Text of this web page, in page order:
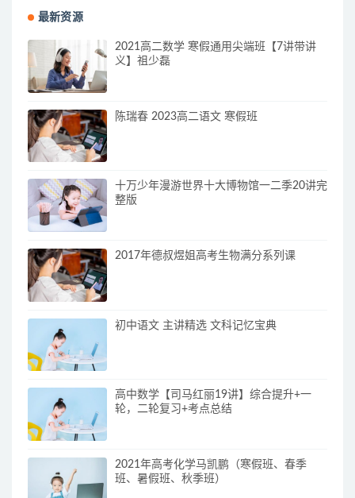
最新资源
2021高二数学 寒假通用尖端班【7讲带讲
义】祖少磊
陈瑞春 2023高二语文 寒假班
十万少年漫游世界十大博物馆一二季20讲完
整版
2017年德叔煜姐高考生物满分系列课
初中语文 主讲精选 文科记忆宝典
高中数学【司马红丽19讲】综合提升+一
轮，二轮复习+考点总结
2021年高考化学马凯鹏（寒假班、春季
班、暑假班、秋季班）